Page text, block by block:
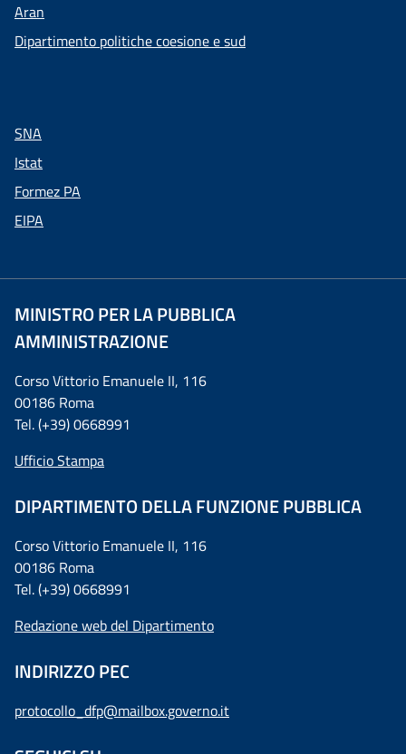
Aran
Dipartimento politiche coesione e sud
SNA
Istat
Formez PA
EIPA
MINISTRO PER LA PUBBLICA
AMMINISTRAZIONE
Corso Vittorio Emanuele II, 116
00186 Roma
Tel. (+39) 0668991
Ufficio Stampa
DIPARTIMENTO DELLA FUNZIONE PUBBLICA
Corso Vittorio Emanuele II, 116
00186 Roma
Tel. (+39) 0668991
Redazione web del Dipartimento
INDIRIZZO PEC
protocollo_dfp@mailbox.governo.it